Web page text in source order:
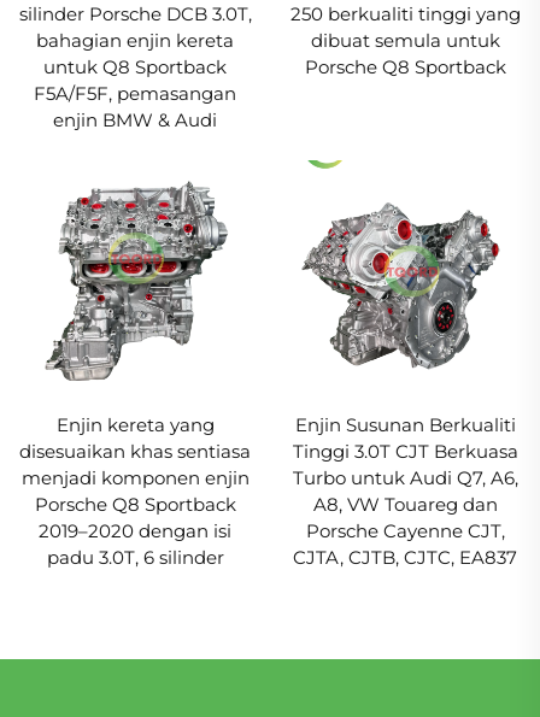
silinder Porsche DCB 3.0T,
bahagian enjin kereta
untuk Q8 Sportback
F5A/F5F, pemasangan
enjin BMW & Audi
250 berkualiti tinggi yang
dibuat semula untuk
Porsche Q8 Sportback
Enjin kereta yang
disesuaikan khas sentiasa
menjadi komponen enjin
Porsche Q8 Sportback
2019–2020 dengan isi
padu 3.0T, 6 silinder
Enjin Susunan Berkualiti
Tinggi 3.0T CJT Berkuasa
Turbo untuk Audi Q7, A6,
A8, VW Touareg dan
Porsche Cayenne CJT,
CJTA, CJTB, CJTC, EA837